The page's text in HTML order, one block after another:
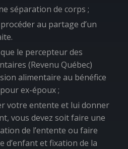
séparation de corps ;
au partage d’un
le percepteur des
(Revenu Québec)
alimentaire au bénéfice
ex-époux ;
votre entente et lui donner
vous devez soit faire une
de l’entente ou faire
d’enfant et fixation de la